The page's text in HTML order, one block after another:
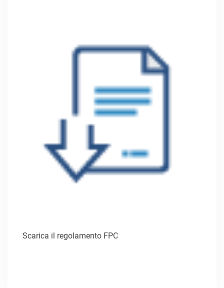
Scarica il regolamento FPC